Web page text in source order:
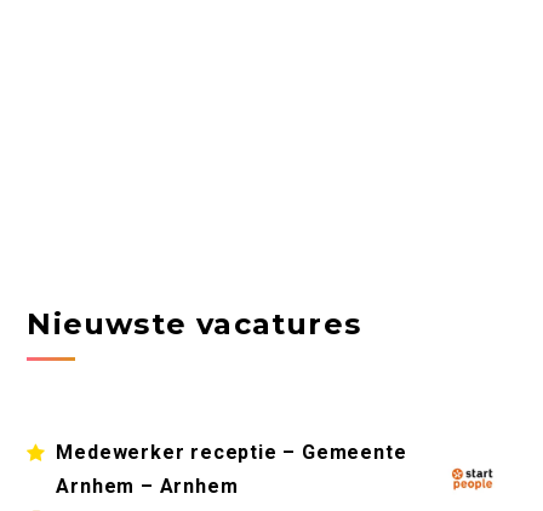
Nieuwste vacatures
Medewerker receptie – Gemeente
Arnhem – Arnhem